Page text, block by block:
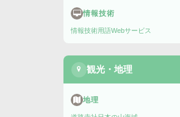
情報技術
情報技術用語Webサービス
観光・地理
地理